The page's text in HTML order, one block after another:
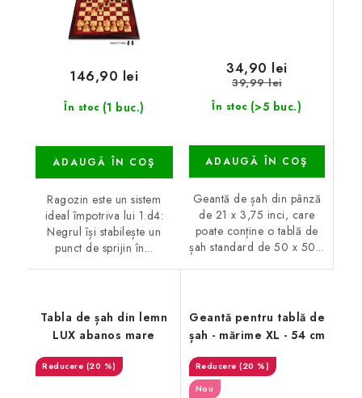
În stoc (1 buc.)
146,90 lei
ADAUGĂ ÎN COŞ
Ragozin este un sistem
ideal împotriva lui 1.d4:
Negrul își stabilește un
punct de sprijin în...
În stoc (>5 buc.)
34,90 lei
39,99 lei
ADAUGĂ ÎN COŞ
Geantă de șah din pânză
de 21 x 3,75 inci, care
poate conține o tablă de
șah standard de 50 x 50...
Tabla de șah din lemn
LUX abanos mare
(20 %)
Geantă pentru tablă de
șah - mărime XL - 54 cm
(20 %)
Nou